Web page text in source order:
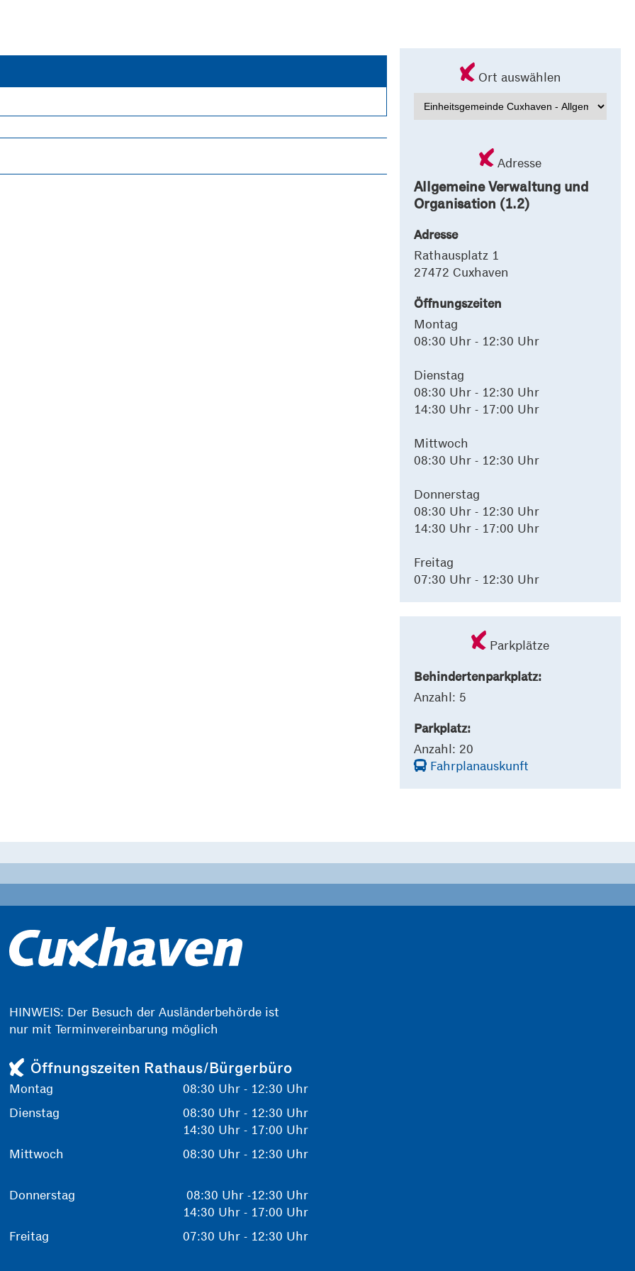
Ort auswählen
Adresse
Allgemeine Verwaltung und
Organisation (1.2)
Adresse
Rathausplatz 1
27472 Cuxhaven
Öffnungszeiten
Montag
08:30 Uhr - 12:30 Uhr
Dienstag
08:30 Uhr - 12:30 Uhr
14:30 Uhr - 17:00 Uhr
Mittwoch
08:30 Uhr - 12:30 Uhr
Donnerstag
08:30 Uhr - 12:30 Uhr
14:30 Uhr - 17:00 Uhr
Freitag
07:30 Uhr - 12:30 Uhr
Parkplätze
Behindertenparkplatz:
Anzahl: 5
Parkplatz:
Anzahl: 20
Fahrplanauskunft
HINWEIS: Der Besuch der Ausländerbehörde ist
nur mit Terminvereinbarung möglich
Öffnungszeiten Rathaus/Bürgerbüro
Montag
08:30 Uhr - 12:30 Uhr
Dienstag
08:30 Uhr - 12:30 Uhr
14:30 Uhr - 17:00 Uhr
Mittwoch
08:30 Uhr - 12:30 Uhr
Donnerstag
08:30 Uhr -12:30 Uhr
14:30 Uhr - 17:00 Uhr
Freitag
07:30 Uhr - 12:30 Uhr